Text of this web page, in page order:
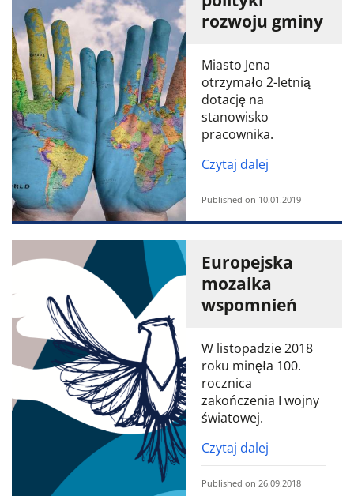
rozwoju gminy
Miasto Jena
otrzymało 2-letnią
dotację na
stanowisko
pracownika.
Czytaj dalej
Published on 10.01.2019
Europejska
mozaika
wspomnień
W listopadzie 2018
roku minęła 100.
rocznica
zakończenia I wojny
światowej.
Czytaj dalej
Published on 26.09.2018